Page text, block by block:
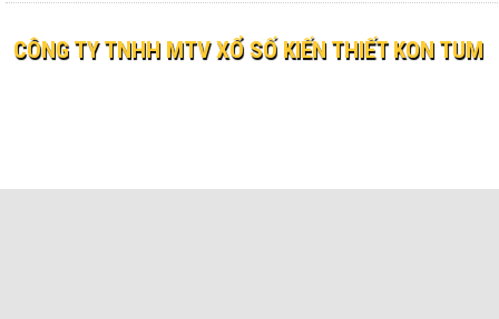
CÔNG TY TNHH MTV XỔ SỐ KIẾN THIẾT KON TUM